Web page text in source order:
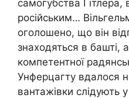
самогубства Гітлера,
російським…
оголошено, що він
знаходяться в башті,
компетентної
Унферцагту вдалося
вантажівки слідують